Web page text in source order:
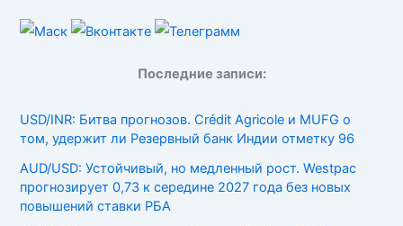
Последние записи:
USD/INR: Битва прогнозов. Crédit Agricole и MUFG о
том, удержит ли Резервный банк Индии отметку 96
AUD/USD: Устойчивый, но медленный рост. Westpac
прогнозирует 0,73 к середине 2027 года без новых
повышений ставки РБА